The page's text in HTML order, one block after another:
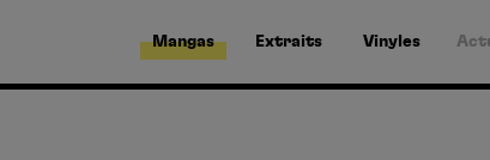
Mangas Extraits Vinyles